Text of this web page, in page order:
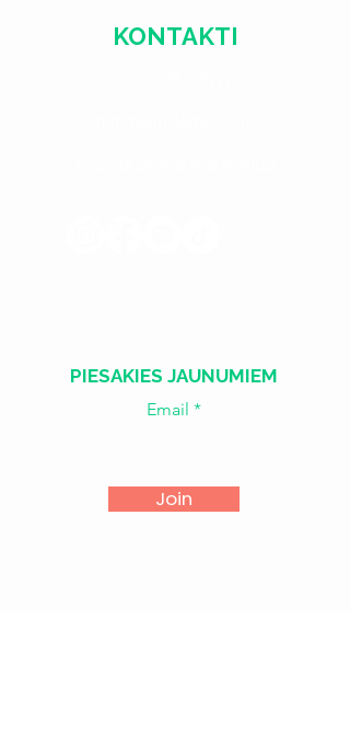
KONTAKTI
PIESAKIES JAUNUMIEM
Email
Join